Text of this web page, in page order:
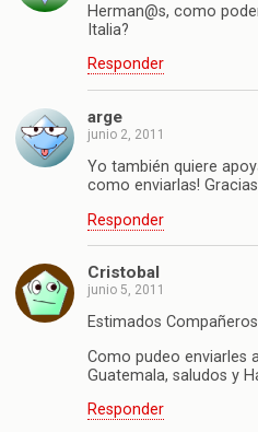
Herman@s, como
Italia?
Responder
arge
junio 2, 2011
Yo también quiere
como enviarlas! Gracias
Responder
Cristobal
junio 5, 2011
Estimados
Como pudeo enviarles
Guatemala, saludos y
Responder